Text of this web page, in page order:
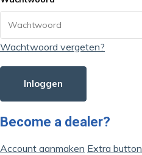
Wachtwoord vergeten?
Inloggen
Become a dealer?
Account aanmaken Extra button